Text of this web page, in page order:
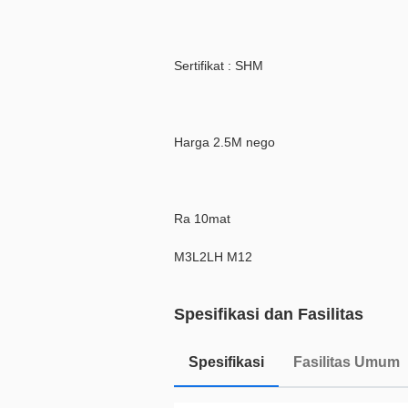
Sertifikat : SHM
Harga 2.5M nego
Ra 10mat
M3L2LH M12
Spesifikasi dan Fasilitas
Spesifikasi Fasilitas Umum